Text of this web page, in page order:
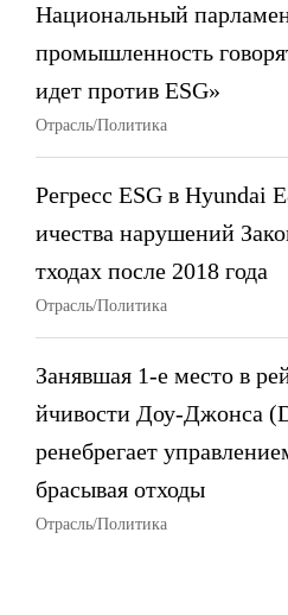
Национальный
промышленность
идет против ESG»
Отрасль/Политика
Регресс ESG в Hyundai
ичества нарушений
тходах после 2018 года
Отрасль/Политика
Занявшая 1-е место в
йчивости Доу-Джонса
ренебрегает
брасывая отходы
Отрасль/Политика